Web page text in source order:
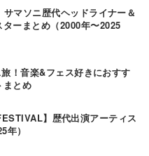
サマソニ歴代ヘッドライナー＆
ーまとめ（2000年〜2025
！音楽&フェス好きにおすす
まとめ
】歴代出演アーティス
年）